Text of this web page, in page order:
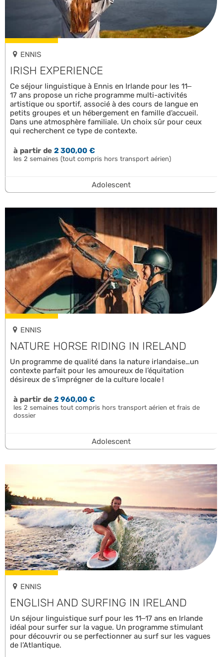
ENNIS
IRISH EXPERIENCE
Ce séjour linguistique à Ennis en Irlande pour les 11–
17 ans propose un riche programme multi-activités
artistique ou sportif, associé à des cours de langue en
petits groupes et un hébergement en famille d’accueil.
Dans une atmosphère familiale. Un choix sûr pour ceux
qui recherchent ce type de contexte.
à partir de2 300,00 €
les 2 semaines (tout compris hors transport aérien)
Adolescent
ENNIS
NATURE HORSE RIDING IN IRELAND
Un programme de qualité dans la nature irlandaise…un
contexte parfait pour les amoureux de l’équitation
désireux de s’imprégner de la culture locale !
à partir de2 960,00 €
les 2 semaines tout compris hors transport aérien et frais de
dossier
Adolescent
ENNIS
ENGLISH AND SURFING IN IRELAND
Un séjour linguistique surf pour les 11–17 ans en Irlande
idéal pour surfer sur la vague. Un programme stimulant
pour découvrir ou se perfectionner au surf sur les vagues
de l’Atlantique.